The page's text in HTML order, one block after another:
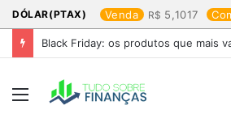
DÓLAR(PTAX) Venda 5,1017
Black Friday: os produtos que mais
Menu